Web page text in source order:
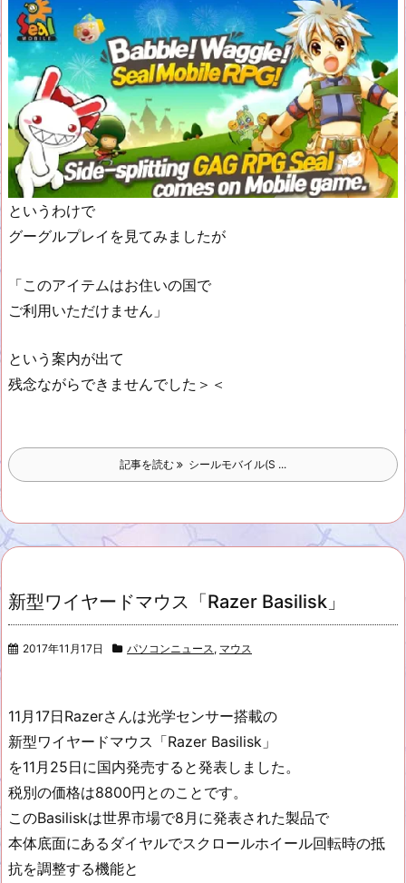
というわけで
グーグルプレイを見てみましたが
「このアイテムはお住いの国で
ご利用いただけません」
という案内が出て
残念ながらできませんでした＞＜
記事を読む シールモバイル(S ...
新型ワイヤードマウス「Razer Basilisk」
2017年11月17日 パソコンニュース , マウス
11月17日Razerさんは光学センサー搭載の
新型ワイヤードマウス「Razer Basilisk」
を11月25日に国内発売すると発表しました。
税別の価格は8800円とのことです。
このBasiliskは世界市場で8月に発表された製品で
本体底面にあるダイヤルでスクロールホイール回転時の抵
抗を調整する機能と